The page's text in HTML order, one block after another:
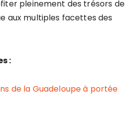
pleinement des trésors de
aux multiples facettes des
:
de la Guadeloupe à portée